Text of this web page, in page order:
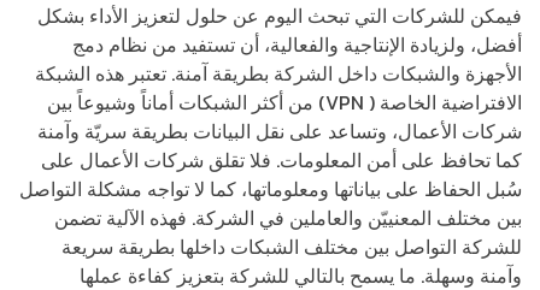
فيمكن للشركات التي تبحث اليوم عن حلول لتعزيز الأداء بشكل
أفضل، ولزيادة الإنتاجية والفعالية، أن تستفيد من نظام دمج
الأجهزة والشبكات داخل الشركة بطريقة آمنة. تعتبر هذه الشبكة
الافتراضية الخاصة ( VPN) من أكثر الشبكات أماناً وشيوعاً بين
شركات الأعمال، وتساعد على نقل البيانات بطريقة سريّة وآمنة
كما تحافظ على أمن المعلومات. فلا تقلق شركات الأعمال على
سُبل الحفاظ على بياناتها ومعلوماتها، كما لا تواجه مشكلة التواصل
بين مختلف المعنييّن والعاملين في الشركة. فهذه الآلية تضمن
للشركة التواصل بين مختلف الشبكات داخلها بطريقة سريعة
وآمنة وسهلة. ما يسمح بالتالي للشركة بتعزيز كفاءة عملها